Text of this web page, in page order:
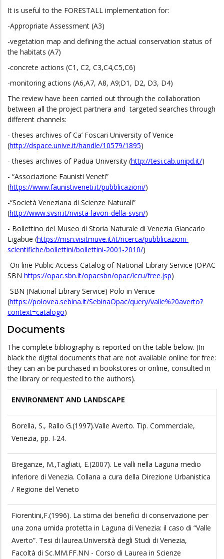
It is useful to the FORESTALL implementation for:
-Appropriate Assessment (A3)
-vegetation map and defining the actual conservation status of
the habitats (A7)
-concrete actions (C1, C2, C3,C4,C5,C6)
-monitoring actions (A6,A7, A8, A9;D1, D2, D3, D4)
The review have been carried out through the collaboration
between all the project partnera and targeted searches through
different channels:
- theses archives of Ca’ Foscari University of Venice
(http://dspace.unive.it/handle/10579/1895)
- theses archives of Padua University (http://tesi.cab.unipd.it/)
- “Associazione Faunisti Veneti”
(https://www.faunistiveneti.it/pubblicazioni/)
-“Società Veneziana di Scienze Naturali”
(http://www.svsn.it/rivista-lavori-della-svsn/)
- Bollettino del Museo di Storia Naturale di Venezia Giancarlo
Ligabue (https://msn.visitmuve.it/it/ricerca/pubblicazioni-
scientifiche/bollettini/bollettini-2001-2010/)
-On line Public Access Catalog of National Library Service (OPAC
SBN https://opac.sbn.it/opacsbn/opac/iccu/free.jsp)
-SBN (National Library Service) Polo in Venice
(https://polovea.sebina.it/SebinaOpac/query/valle%20averto?
context=catalogo)
Documents
The complete bibliography is reported on the table below. (In
black the digital documents that are not available online for free:
they can an be purchased in bookstores or online, consulted in
the library or requested to the authors).
ENVIRONMENT AND LANDSCAPE
Borella, S., Rallo G.(1997).Valle Averto. Tip. Commerciale,
Venezia, pp. I-24.
Breganze, M.,Tagliati, E.(2007). Le valli nella Laguna medio
inferiore di Venezia. Collana a cura della Direzione Urbanistica
/ Regione del Veneto
Fiorentini,F.(1996). La stima dei benefici di conservazione per
una zona umida protetta in Laguna di Venezia: il caso di “Valle
Averto”. Tesi di laurea.Università degli Studi di Venezia,
Facoltà di Sc.MM.FF.NN - Corso di Laurea in Scienze